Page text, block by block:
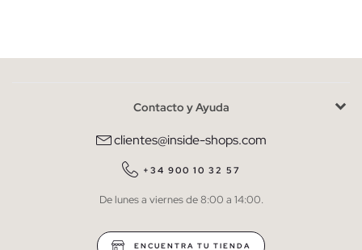
He leído y entiendo lapolítica de privacidad
QUIERO SUSCRIBIRME
* Puedes cancelar la suscripción en cualquier momento.
Contacto y Ayuda
clientes@inside-shops.com
+34 900 10 32 57
De lunes a viernes de 8:00 a 14:00.
ENCUENTRA TU TIENDA